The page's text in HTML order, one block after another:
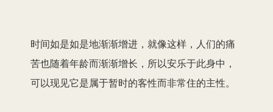
时间如是如是地渐渐增进，就像这样，人们的痛
苦也随着年龄而渐渐增长，所以安乐于此身中，
可以现见它是属于暂时的客性而非常住的主性。